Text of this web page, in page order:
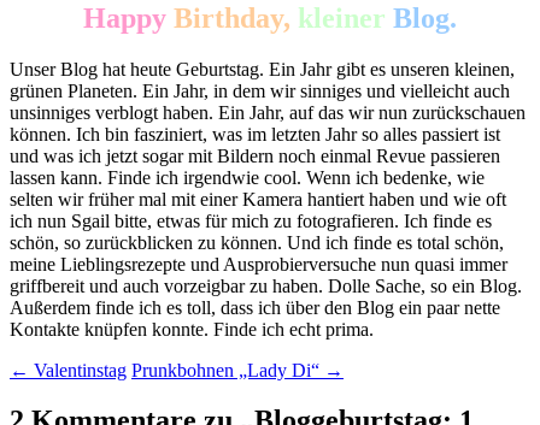
Happy Birthday, kleiner Blog.
Unser Blog hat heute Geburtstag. Ein Jahr gibt es unseren kleinen,
grünen Planeten. Ein Jahr, in dem wir sinniges und vielleicht auch
unsinniges verblogt haben. Ein Jahr, auf das wir nun zurückschauen
können. Ich bin fasziniert, was im letzten Jahr so alles passiert ist
und was ich jetzt sogar mit Bildern noch einmal Revue passieren
lassen kann. Finde ich irgendwie cool. Wenn ich bedenke, wie
selten wir früher mal mit einer Kamera hantiert haben und wie oft
ich nun Sgail bitte, etwas für mich zu fotografieren. Ich finde es
schön, so zurückblicken zu können. Und ich finde es total schön,
meine Lieblingsrezepte und Ausprobierversuche nun quasi immer
griffbereit und auch vorzeigbar zu haben. Dolle Sache, so ein Blog.
Außerdem finde ich es toll, dass ich über den Blog ein paar nette
Kontakte knüpfen konnte. Finde ich echt prima.
Beitragsnavigation
← Valentinstag Prunkbohnen „Lady Di“ →